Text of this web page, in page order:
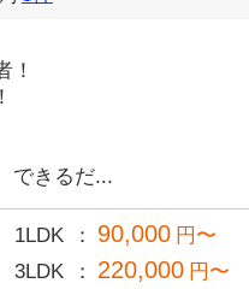
！
できるだ...
1LDK 90,000 円〜
3LDK 220,000 円〜